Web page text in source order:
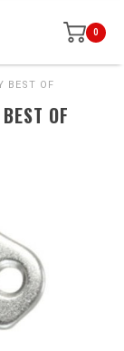
0
BEST OF
OF